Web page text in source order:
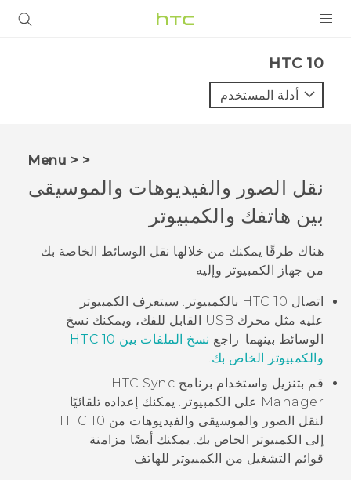
VIVE
VIVERSE
البرامج + التطبيقات
الدعم
HTC 10‎
أدلة المستخدم
< < Menu
نقل الصور والفيديوهات والموسيقى
بين هاتفك والكمبيوتر
هناك طرقًا يمكنك من خلالها نقل الوسائط الخاصة بك
من جهاز الكمبيوتر وإليه.
اتصال HTC 10 بالكمبيوتر. سيتعرف الكمبيوتر
عليه مثل محرك USB القابل للفك، ويمكنك نسخ
الوسائط بينهما. راجع
نسخ الملفات بين HTC 10
والكمبيوتر الخاص بك.
قم بتنزيل واستخدام برنامج HTC Sync
Manager على الكمبيوتر. يمكنك إعداده تلقائيًا
لنقل الصور والموسيقى والفيديوهات من HTC 10
إلى الكمبيوتر الخاص بك. يمكنك أيضًا مزامنة
قوائم التشغيل من الكمبيوتر للهاتف.